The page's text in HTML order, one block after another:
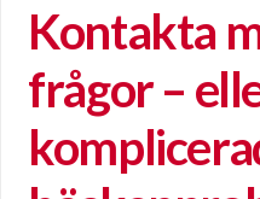
Kontakta
frågor –